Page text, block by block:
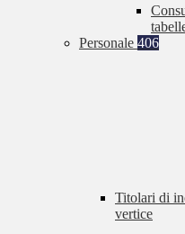
Personale 406
Titolari di
vertice